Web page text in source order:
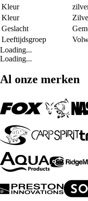
Kleur
Kleur
Geslacht
Leeftijdsgroep
Loading...
Loading...
Al onze merken